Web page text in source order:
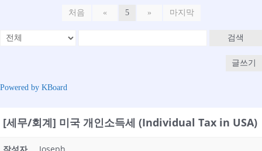
처음 « 5 » 마지막
검색
글쓰기
Powered by KBoard
[세무/회계] 미국 개인소득세 (Individual Tax in USA)